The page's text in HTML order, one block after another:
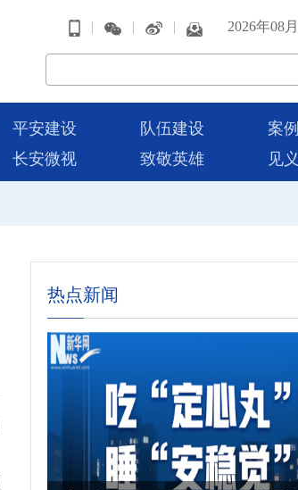
| | | 2026年08
平安建设 队伍建设
案
长安微视 致敬英雄 见
热点新闻